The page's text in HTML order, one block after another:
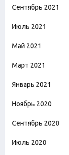
Сентябрь 2021
Июль 2021
Май 2021
Март 2021
Январь 2021
Ноябрь 2020
Сентябрь 2020
Июль 2020